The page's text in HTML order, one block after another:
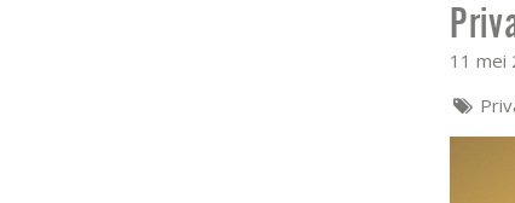
PRIVATE DEBT BLIJFT OOK ONDER
11 mei